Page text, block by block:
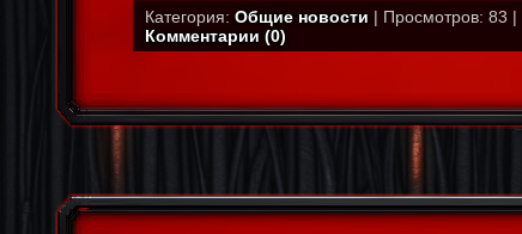
Категория: Общие новости | Просмотров: 83 |
Комментарии (0)